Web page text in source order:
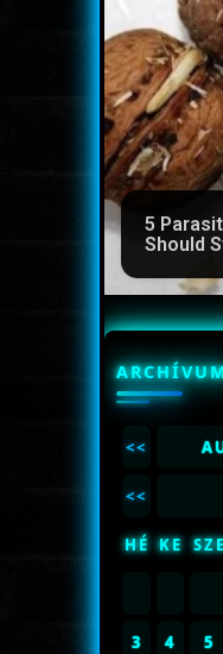
5
Should
<<
<<
HÉ KE
3 4 5